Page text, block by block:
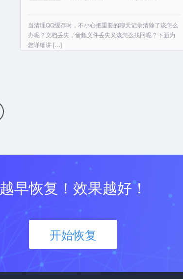
当清理QQ缓存时，不小心把重要的聊天记录清除了该怎么
办呢？文档丢失，音频文件丢失又该怎么找回呢？下面为
您详细讲 […]
越早恢复！效果越好！
开始恢复